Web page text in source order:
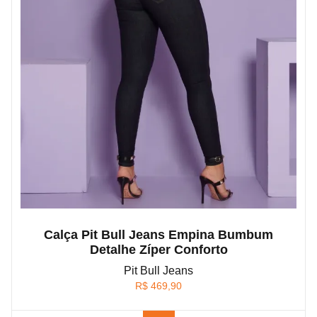
Calça Pit Bull Jeans Empina Bumbum
Detalhe Zíper Conforto
Pit Bull Jeans
R$ 469,90